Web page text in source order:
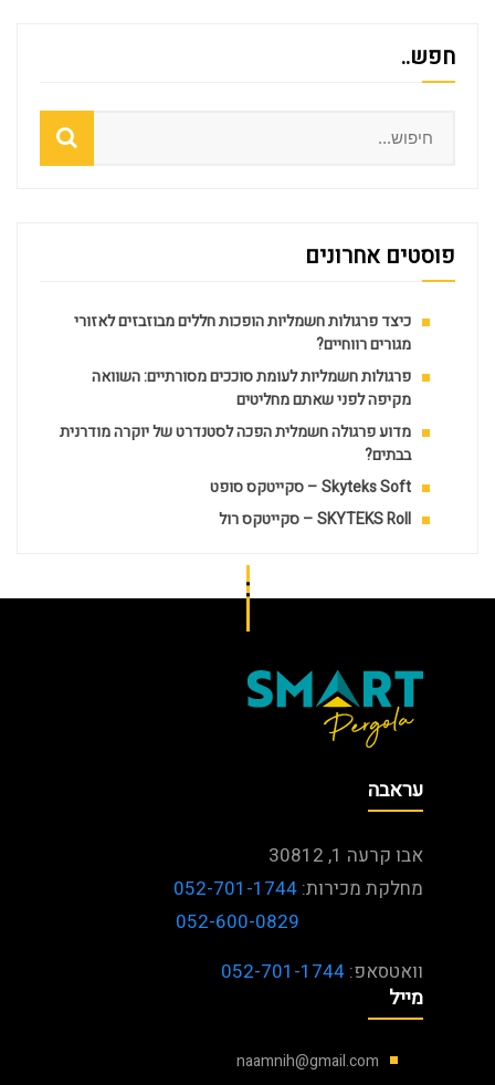
חפש..
פוסטים אחרונים
כיצד פרגולות חשמליות הופכות חללים מבוזבזים לאזורי
מגורים רווחיים?
פרגולות חשמליות לעומת סוככים מסורתיים: השוואה
מקיפה לפני שאתם מחליטים
מדוע פרגולה חשמלית הפכה לסטנדרט של יוקרה מודרנית
בבתים?
Skyteks Soft – סקייטקס סופט
SKYTEKS Roll – סקייטקס רול
עראבה
אבו קרעה 1, 30812
מחלקת מכירות: 052-701-1744
052-600-0829
וואטסאפ: 052-701-1744
מייל
naamnih@gmail.com